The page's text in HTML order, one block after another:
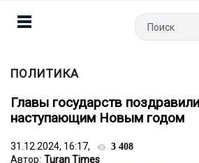
ПОЛИТИКА
Главы государств
наступающим Новым годом
31.12.2024, 16:17, 3 408
Автор: Turan Times